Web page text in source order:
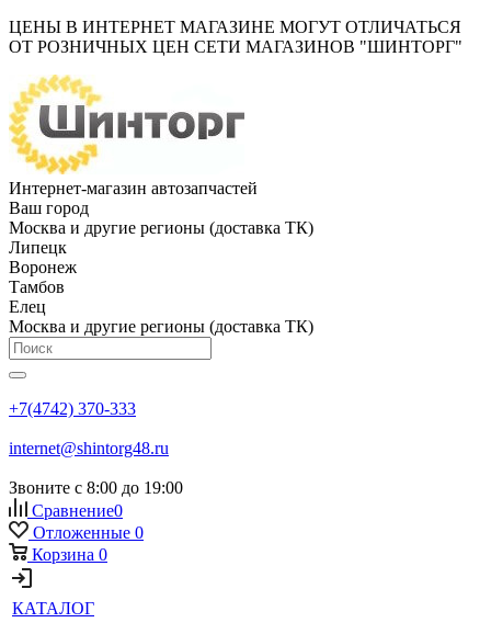
ЦЕНЫ В ИНТЕРНЕТ МАГАЗИНЕ МОГУТ ОТЛИЧАТЬСЯ
ОТ РОЗНИЧНЫХ ЦЕН СЕТИ МАГАЗИНОВ "ШИНТОРГ"
Интернет-магазин автозапчастей
Ваш город
Москва и другие регионы (доставка ТК)
Липецк
Воронеж
Тамбов
Елец
Москва и другие регионы (доставка ТК)
+7(4742) 370-333
internet@shintorg48.ru
Звоните с 8:00 до 19:00
Сравнение0
Отложенные 0
Корзина 0
КАТАЛОГ